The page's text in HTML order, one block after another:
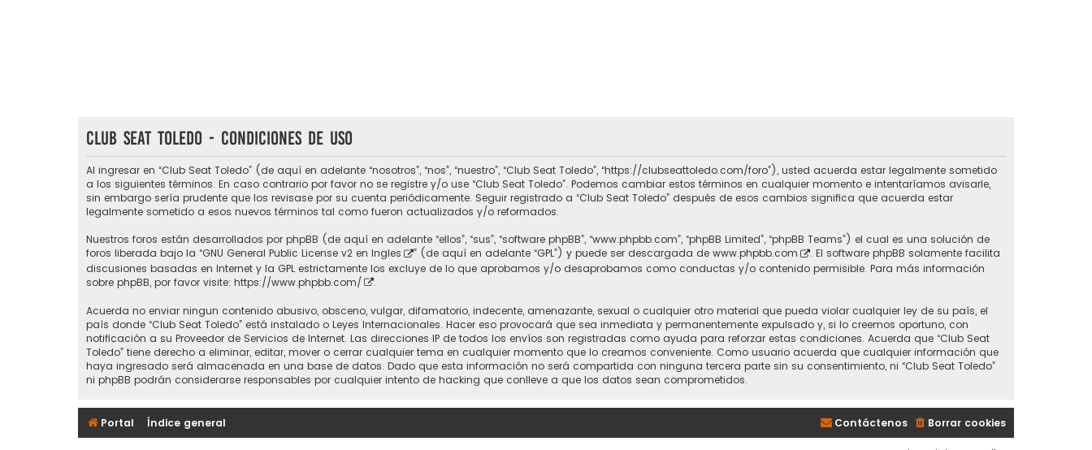
Club Seat Toledo - Condiciones de uso
Al ingresar en “Club Seat Toledo” (de aquí en adelante “nosotros”, “nos”, “nuestro”, “Club Seat Toledo”, “https://clubseattoledo.com/foro”), usted acuerda estar legalmente sometido
a los siguientes términos. En caso contrario por favor no se registre y/o use “Club Seat Toledo”. Podemos cambiar estos términos en cualquier momento e intentaríamos avisarle,
sin embargo sería prudente que los revisase por su cuenta periódicamente. Seguir registrado a “Club Seat Toledo” después de esos cambios significa que acuerda estar
legalmente sometido a esos nuevos términos tal como fueron actualizados y/o reformados.
Nuestros foros están desarrollados por phpBB (de aquí en adelante “ellos”, “sus”, “software phpBB”, “www.phpbb.com”, “phpBB Limited”, “phpBB Teams”) el cual es una solución de
foros liberada bajo la “GNU General Public License v2 en Ingles ” (de aquí en adelante “GPL”) y puede ser descargada de www.phpbb.com
. El software phpBB solamente facilita
discusiones basadas en Internet y la GPL estrictamente los excluye de lo que aprobamos y/o desaprobamos como conductas y/o contenido permisible. Para más información
sobre phpBB, por favor visite: https://www.phpbb.com/ .
Acuerda no enviar ningun contenido abusivo, obsceno, vulgar, difamatorio, indecente, amenazante, sexual o cualquier otro material que pueda violar cualquier ley de su país, el
país donde “Club Seat Toledo” está instalado o Leyes Internacionales. Hacer eso provocará que sea inmediata y permanentemente expulsado y, si lo creemos oportuno, con
notificación a su Proveedor de Servicios de Internet. Las direcciones IP de todos los envíos son registradas como ayuda para reforzar estas condiciones. Acuerda que “Club Seat
Toledo” tiene derecho a eliminar, editar, mover o cerrar cualquier tema en cualquier momento que lo creamos conveniente. Como usuario acuerda que cualquier información que
haya ingresado será almacenada en una base de datos. Dado que esta información no será compartida con ninguna tercera parte sin su consentimiento, ni “Club Seat Toledo”
ni phpBB podrán considerarse responsables por cualquier intento de hacking que conlleve a que los datos sean comprometidos.
Portal Índice general Borrar cookies
Contáctenos